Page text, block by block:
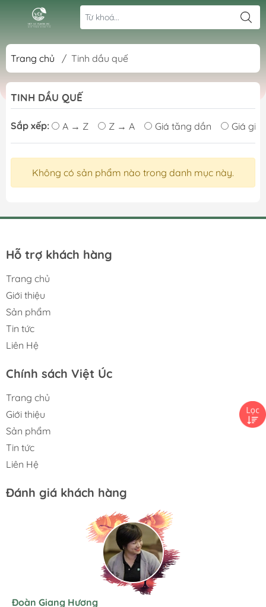
Trang chủ / Tinh dầu quế
TINH DẦU QUẾ
Sắp xếp: A → Z Z → A Giá tăng dần Giá
Không có sản phẩm nào trong danh mục này.
Hỗ trợ khách hàng
Trang chủ
Giới thiệu
Sản phẩm
Tin tức
Liên Hệ
Chính sách Việt Úc
Trang chủ
Giới thiệu
Sản phẩm
Tin tức
Liên Hệ
Đánh giá khách hàng
Hương Suri
Đoàn Giang Hương
Ngọc Anh